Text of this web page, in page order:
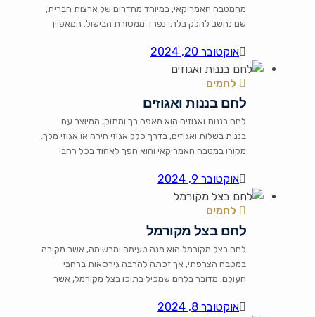
מהמטבח האמריקאי, במיוחד מהדרום של ארצות הברית,
שם נחשב לחלק בלתי נפרד ממסורת הבישול. המאפיין
מתוספת של סוכר, דבש או קנה סוכר. לחם תירס מתוק
משלב בין טקסטורה רכה ועסיסית לבין טעם מתוק ומעט
קרמלי, ומהווה אופציה מצוינת לצד […]
אוקטובר 20, 2024
לחמים
לחם בננות ואגוזים
לחם בננות ואגוזים הוא מאפה רך ומתוק, המיוצר עם
בננות בשלות ואגוזים, בדרך כלל אגוזי חירה או אגוזי מלך.
מקורו במטבח האמריקאי והוא הפך לאהוד בכל רחבי
הבננות הטריות לחריפות של האגוזים, שמעניק לו טעם
ייחודי ועשיר. זהו קינוח מושלם, ובנוסף, זו דרך מצוינת
לנצל […]
אוקטובר 9, 2024
לחמים
לחם בצל מקורמל
לחם בצל מקורמל הוא מנה טעימה ומרשימה, אשר מקורה
במטבח הצרפתי, אך זכתה להרבה גירסאות ברחבי
העולם. מדובר בלחם שמכיל בתוכו בצל מקורמל, אשר
בשנה – מתאים כמנה עיקרית, כמנה צדדית לארוחה, או
אוקטובר 8, 2024